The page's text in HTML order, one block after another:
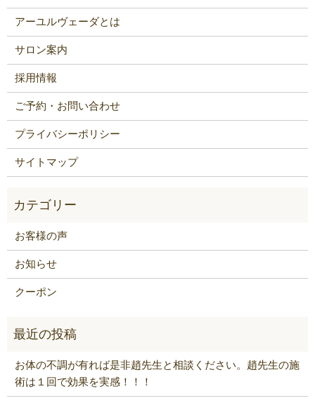
アーユルヴェーダとは
サロン案内
採用情報
ご予約・お問い合わせ
プライバシーポリシー
サイトマップ
お客様の声
お知らせ
クーポン
お体の不調が有れば是非趙先生と相談ください。趙先生の施
術は１回で効果を実感！！！